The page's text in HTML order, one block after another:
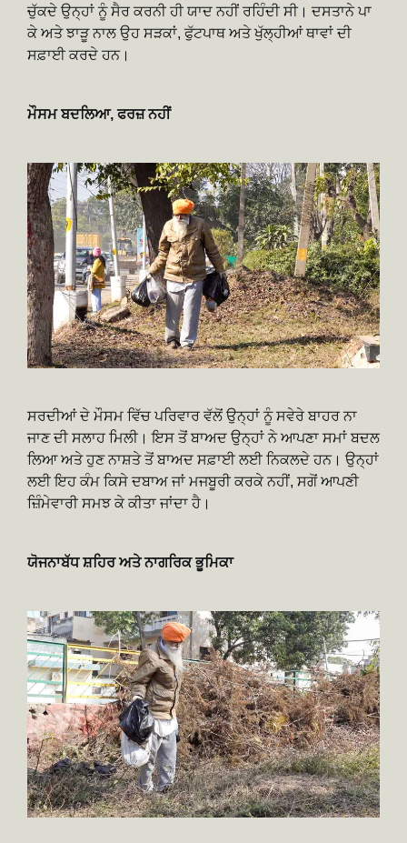
ਚੁੱਕਦੇ ਉਨ੍ਹਾਂ ਨੂੰ ਸੈਰ ਕਰਨੀ ਹੀ ਯਾਦ ਨਹੀਂ ਰਹਿੰਦੀ ਸੀ। ਦਸਤਾਨੇ ਪਾ
ਕੇ ਅਤੇ ਝਾੜੂ ਨਾਲ ਉਹ ਸੜਕਾਂ, ਫੁੱਟਪਾਥ ਅਤੇ ਖੁੱਲ੍ਹੀਆਂ ਥਾਵਾਂ ਦੀ
ਸਫ਼ਾਈ ਕਰਦੇ ਹਨ।
ਮੌਸਮ ਬਦਲਿਆ, ਫਰਜ਼ ਨਹੀਂ
ਸਰਦੀਆਂ ਦੇ ਮੌਸਮ ਵਿੱਚ ਪਰਿਵਾਰ ਵੱਲੋਂ ਉਨ੍ਹਾਂ ਨੂੰ ਸਵੇਰੇ ਬਾਹਰ ਨਾ
ਜਾਣ ਦੀ ਸਲਾਹ ਮਿਲੀ। ਇਸ ਤੋਂ ਬਾਅਦ ਉਨ੍ਹਾਂ ਨੇ ਆਪਣਾ ਸਮਾਂ ਬਦਲ
ਲਿਆ ਅਤੇ ਹੁਣ ਨਾਸ਼ਤੇ ਤੋਂ ਬਾਅਦ ਸਫ਼ਾਈ ਲਈ ਨਿਕਲਦੇ ਹਨ। ਉਨ੍ਹਾਂ
ਲਈ ਇਹ ਕੰਮ ਕਿਸੇ ਦਬਾਅ ਜਾਂ ਮਜਬੂਰੀ ਕਰਕੇ ਨਹੀਂ, ਸਗੋਂ ਆਪਣੀ
ਜ਼ਿੰਮੇਵਾਰੀ ਸਮਝ ਕੇ ਕੀਤਾ ਜਾਂਦਾ ਹੈ।
ਯੋਜਨਾਬੱਧ ਸ਼ਹਿਰ ਅਤੇ ਨਾਗਰਿਕ ਭੂਮਿਕਾ